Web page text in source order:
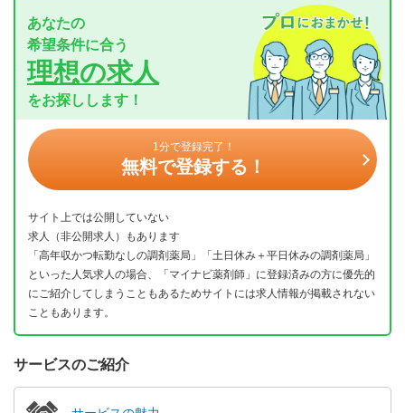
あなたの
希望条件に合う
理想の求人
をお探しします！
1分で登録完了！
無料で登録する！
サイト上では公開していない
求人（非公開求人）もあります
「高年収かつ転勤なしの調剤薬局」「土日休み＋平日休みの調剤薬局」
といった人気求人の場合、「マイナビ薬剤師」に登録済みの方に優先的
にご紹介してしまうこともあるためサイトには求人情報が掲載されない
こともあります。
サービスのご紹介